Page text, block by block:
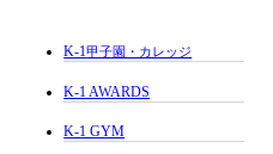
K-1甲子園・カレッジ
K-1 AWARDS
K-1 GYM